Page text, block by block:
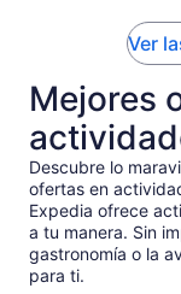
visited. He also
curated for our
songs from the
Ver
Mejores
Descubre lo
ofertas en
Expedia ofrece
a tu manera. Sin
gastronomía o la
para ti.